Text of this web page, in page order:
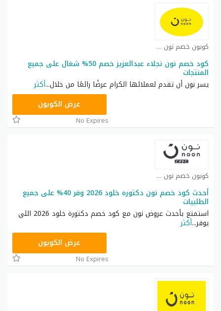
كوبون خصم نون كوبون
كود خصم نون نجلاء عبدالعزيز خصم 50% شغال على جميع
المنتجات
يسر نون أن تقدم لعملائها الكرام عرضًا رائعًا من خلال...أكثر
RRF24عرض الكوبون
No Expires
كوبون خصم نون كوبون
أحدث كود خصم نون دكتوره خلود 2026 وفر 40% على جميع
الطلبيات
استمتع بأحدث عروض نون مع كود خصم دكتورة خلود 2026 اللي
يوفر...أكثر
RRF24عرض الكوبون
No Expires